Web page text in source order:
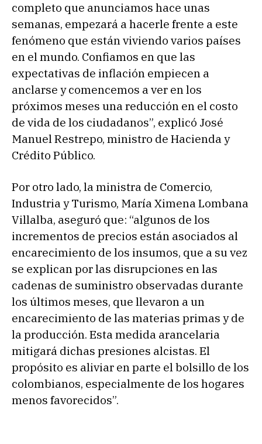
completo que anunciamos hace unas
semanas, empezará a hacerle frente a este
fenómeno que están viviendo varios países
en el mundo. Confiamos en que las
expectativas de inflación empiecen a
anclarse y comencemos a ver en los
próximos meses una reducción en el costo
de vida de los ciudadanos”, explicó José
Manuel Restrepo, ministro de Hacienda y
Crédito Público.
Por otro lado, la ministra de Comercio,
Industria y Turismo, María Ximena Lombana
Villalba, aseguró que: “algunos de los
incrementos de precios están asociados al
encarecimiento de los insumos, que a su vez
se explican por las disrupciones en las
cadenas de suministro observadas durante
los últimos meses, que llevaron a un
encarecimiento de las materias primas y de
la producción. Esta medida arancelaria
mitigará dichas presiones alcistas. El
propósito es aliviar en parte el bolsillo de los
colombianos, especialmente de los hogares
menos favorecidos”.